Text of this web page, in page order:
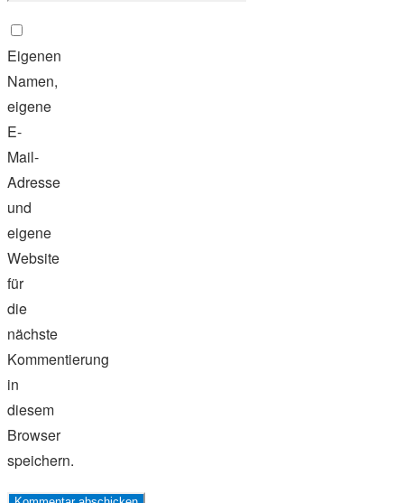
Eigenen
Namen,
eigene
E-
Mail-
Adresse
und
eigene
Website
für
die
nächste
Kommentierung
in
diesem
Browser
speichern.